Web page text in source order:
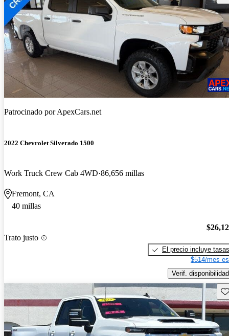
Patrocinado porApexCars.net
2022 Chevrolet Silverado 1500
Work Truck Crew Cab 4WD 86,656 millas
Fremont, CA
40 millas
Trato justo
El precio incluye tasas
$514/mes
Verif. disponibilidad